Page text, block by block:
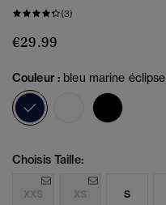
(3)
€29.99
Couleur : bleu marine éclipse
sélectionné
Choisis Taille:
XXS XS S